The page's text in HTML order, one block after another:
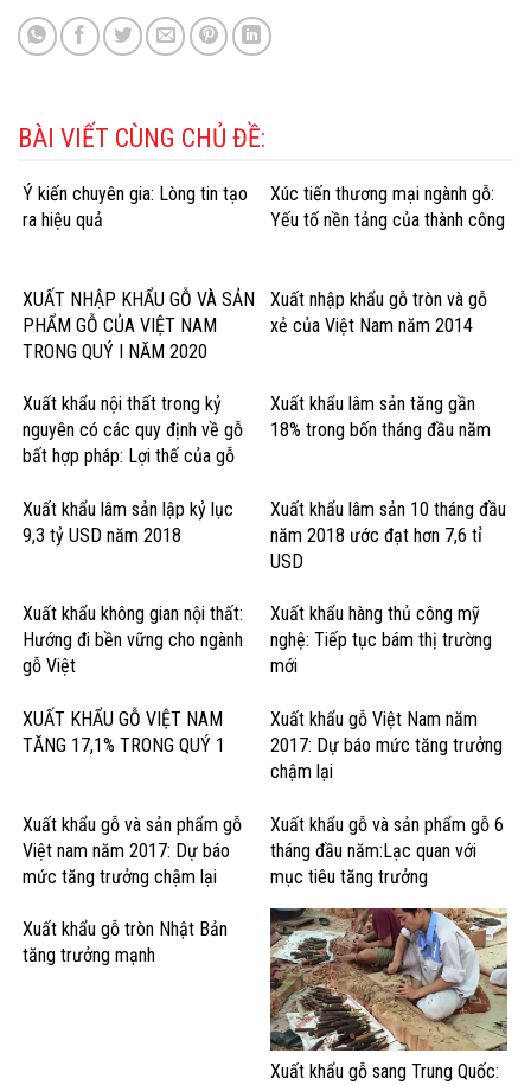
BÀI VIẾT CÙNG CHỦ ĐỀ:
Ý kiến chuyên gia: Lòng tin tạo
ra hiệu quả
Xúc tiến thương mại ngành gỗ:
Yếu tố nền tảng của thành công
XUẤT NHẬP KHẨU GỖ VÀ SẢN
PHẨM GỖ CỦA VIỆT NAM
TRONG QUÝ I NĂM 2020
Xuất nhập khẩu gỗ tròn và gỗ
xẻ của Việt Nam năm 2014
Xuất khẩu nội thất trong kỷ
nguyên có các quy định về gỗ
bất hợp pháp: Lợi thế của gỗ
Xuất khẩu lâm sản tăng gần
18% trong bốn tháng đầu năm
Xuất khẩu lâm sản lập kỷ lục
9,3 tỷ USD năm 2018
Xuất khẩu lâm sản 10 tháng đầu
năm 2018 ước đạt hơn 7,6 tỉ
USD
Xuất khẩu không gian nội thất:
Hướng đi bền vững cho ngành
gỗ Việt
Xuất khẩu hàng thủ công mỹ
nghệ: Tiếp tục bám thị trường
mới
XUẤT KHẨU GỖ VIỆT NAM
TĂNG 17,1% TRONG QUÝ 1
Xuất khẩu gỗ Việt Nam năm
2017: Dự báo mức tăng trưởng
chậm lại
Xuất khẩu gỗ và sản phẩm gỗ
Việt nam năm 2017: Dự báo
mức tăng trưởng chậm lại
Xuất khẩu gỗ và sản phẩm gỗ 6
tháng đầu năm:Lạc quan với
mục tiêu tăng trưởng
Xuất khẩu gỗ tròn Nhật Bản
tăng trưởng mạnh
Xuất khẩu gỗ sang Trung Quốc: